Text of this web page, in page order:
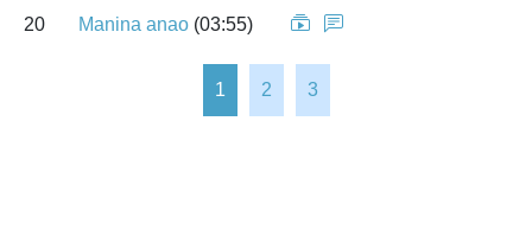
20 Manina anao (03:55)
1 2 3